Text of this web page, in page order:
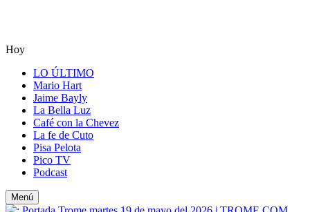
Hoy
LO ÚLTIMO
Mario Hart
Jaime Bayly
La Bella Luz
Café con la Chevez
La fe de Cuto
Pisa Pelota
Pico TV
Podcast
Menú